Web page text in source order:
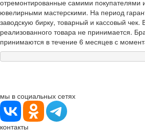
отремонтированные самими покупателями
ювелирными мастерскими. На период
заводскую бирку, товарный и кассовый чек.
реализованного товара не принимается.
принимаются в течение 6 месяцев с
мы в социальных сетях
контакты